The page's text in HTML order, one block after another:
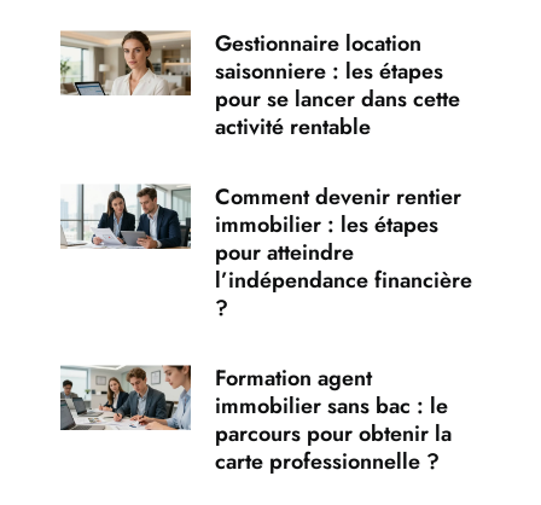
Gestionnaire location
saisonniere : les étapes
pour se lancer dans cette
activité rentable
Comment devenir rentier
immobilier : les étapes
pour atteindre
l’indépendance financière
?
Formation agent
immobilier sans bac : le
parcours pour obtenir la
carte professionnelle ?